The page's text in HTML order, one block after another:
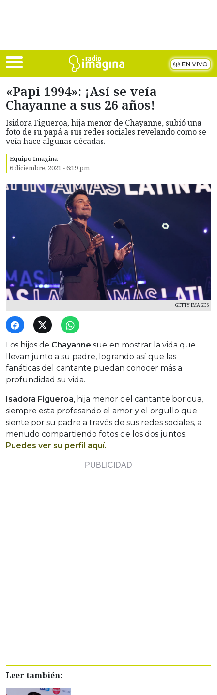
EN VIVO
«Papi 1994»: ¡Así se veía
Chayanne a sus 26 años!
Isidora Figueroa, hija menor de Chayanne, subió una
foto de su papá a sus redes sociales revelando como se
veía hace algunas décadas.
Equipo Imagina
6 diciembre, 2021 - 6:19 pm
GETTY IMAGES
Los hijos de Chayanne suelen mostrar la vida que
llevan junto a su padre, logrando así que las
fanáticas del cantante puedan conocer más a
profundidad su vida.
Isadora Figueroa, hija menor del cantante boricua,
siempre esta profesando el amor y el orgullo que
siente por su padre a través de sus redes sociales, a
menudo compartiendo fotos de los dos juntos.
Puedes ver su perfil aquí.
Leer también: